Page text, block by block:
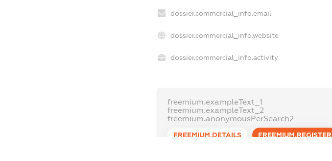
dossier.commercial_info.email
dossier.commercial_info.website
dossier.commercial_info.activity
freemium.exampleText_1
freemium.exampleText_2
freemium.anonymousPerSearch2
FREEMIUM.DETAILS FREEMIUM.REGISTER